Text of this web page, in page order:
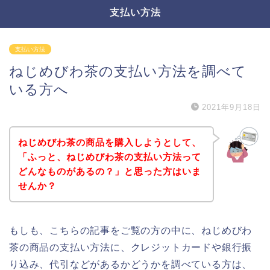
支払い方法
支払い方法
ねじめびわ茶の支払い方法を調べて
いる方へ
2021年9月18日
ねじめびわ茶の商品を購入しようとして、
「ふっと、ねじめびわ茶の支払い方法って
どんなものがあるの？」と思った方はいま
せんか？
もしも、こちらの記事をご覧の方の中に、ねじめびわ
茶の商品の支払い方法に、クレジットカードや銀行振
り込み、代引などがあるかどうかを調べている方は、